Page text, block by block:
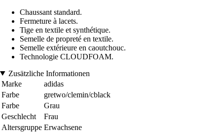
Chaussant standard.
Fermeture à lacets.
Tige en textile et synthétique.
Semelle de propreté en textile.
Semelle extérieure en caoutchouc.
Technologie CLOUDFOAM.
Zusätzliche Informationen
Marke
adidas
Farbe
gretwo/clemin/cblack
Farbe
Grau
Geschlecht
Frau
Altersgruppe Erwachsene